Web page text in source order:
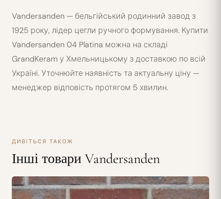
Vandersanden — бельгійський родинний завод з
1925 року, лідер цегли ручного формування. Купити
Vandersanden 04 Platina можна на складі
GrandKeram у Хмельницькому з доставкою по всій
Україні. Уточнюйте наявність та актуальну ціну —
менеджер відповість протягом 5 хвилин.
ДИВІТЬСЯ ТАКОЖ
Інші товари Vandersanden